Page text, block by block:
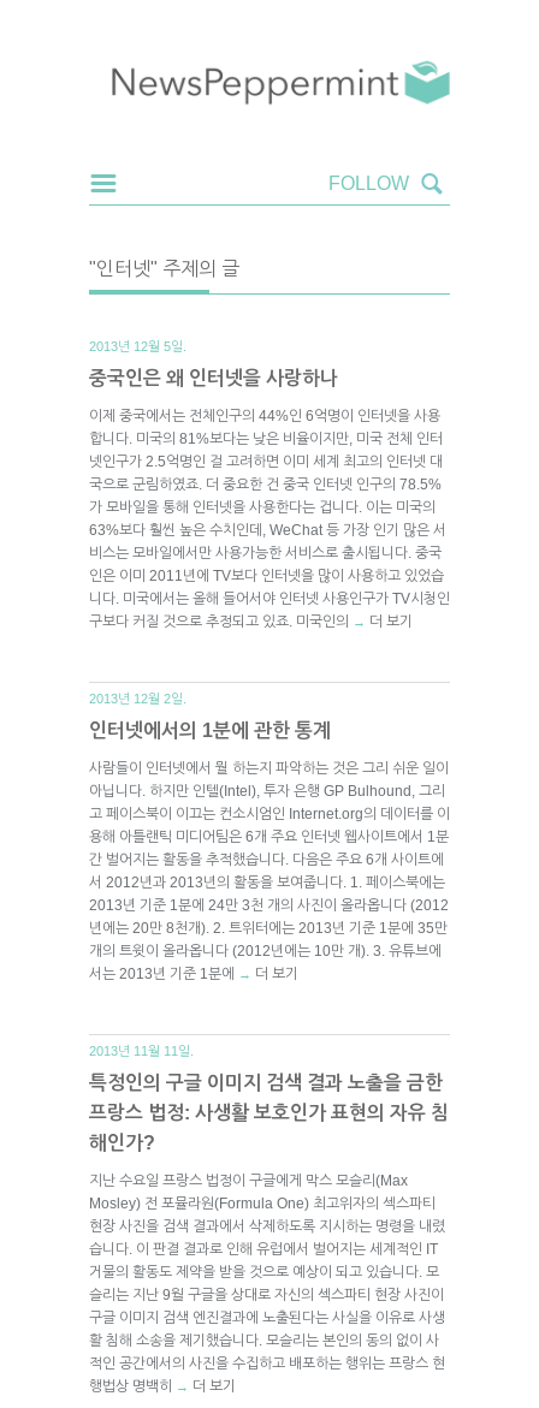
"인터넷" 주제의 글
2013년 12월 5일.
중국인은 왜 인터넷을 사랑하나
이제 중국에서는 전체인구의 44%인 6억명이 인터넷을 사용
합니다. 미국의 81%보다는 낮은 비율이지만, 미국 전체 인터
넷인구가 2.5억명인 걸 고려하면 이미 세계 최고의 인터넷 대
국으로 군림하였죠. 더 중요한 건 중국 인터넷 인구의 78.5%
가 모바일을 통해 인터넷을 사용한다는 겁니다. 이는 미국의
63%보다 훨씬 높은 수치인데, WeChat 등 가장 인기 많은 서
비스는 모바일에서만 사용가능한 서비스로 출시됩니다. 중국
인은 이미 2011년에 TV보다 인터넷을 많이 사용하고 있었습
니다. 미국에서는 올해 들어서야 인터넷 사용인구가 TV시청인
구보다 커질 것으로 추정되고 있죠. 미국인의
→ 더 보기
2013년 12월 2일.
인터넷에서의 1분에 관한 통계
사람들이 인터넷에서 뭘 하는지 파악하는 것은 그리 쉬운 일이
아닙니다. 하지만 인텔(Intel), 투자 은행 GP Bulhound, 그리
고 페이스북이 이끄는 컨소시엄인 Internet.org의 데이터를 이
용해 아틀랜틱 미디어팀은 6개 주요 인터넷 웹사이트에서 1분
간 벌어지는 활동을 추적했습니다. 다음은 주요 6개 사이트에
서 2012년과 2013년의 활동을 보여줍니다. 1. 페이스북에는
2013년 기준 1분에 24만 3천 개의 사진이 올라옵니다 (2012
년에는 20만 8천개). 2. 트위터에는 2013년 기준 1분에 35만
개의 트윗이 올라옵니다 (2012년에는 10만 개). 3. 유튜브에
서는 2013년 기준 1분에
→ 더 보기
2013년 11월 11일.
특정인의 구글 이미지 검색 결과 노출을 금한
프랑스 법정: 사생활 보호인가 표현의 자유 침
해인가?
지난 수요일 프랑스 법정이 구글에게 막스 모슬리(Max
Mosley) 전 포뮬라원(Formula One) 최고위자의 섹스파티
현장 사진을 검색 결과에서 삭제하도록 지시하는 명령을 내렸
습니다. 이 판결 결과로 인해 유럽에서 벌어지는 세계적인 IT
거물의 활동도 제약을 받을 것으로 예상이 되고 있습니다. 모
슬리는 지난 9월 구글을 상대로 자신의 섹스파티 현장 사진이
구글 이미지 검색 엔진결과에 노출된다는 사실을 이유로 사생
활 침해 소송을 제기했습니다. 모슬리는 본인의 동의 없이 사
적인 공간에서의 사진을 수집하고 배포하는 행위는 프랑스 현
행법상 명백히
→ 더 보기